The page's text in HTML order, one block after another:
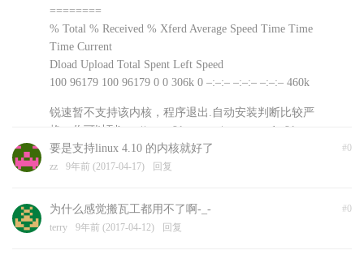
========
% Total % Received % Xferd Average Speed Time Time
Time Current
Dload Upload Total Spent Left Speed
100 96179 100 96179 0 0 306k 0 –:–:– –:–:– –:–:– 460k
锐速暂不支持该内核，程序退出.自动安装判断比较严
格，你可以到http://www.91yun.org/serverspeeder91yun
手动下载安装文件尝试不同版本
浅爱 9年前 (2017-04-18) 回复
#0
要是支持linux 4.10 的内核就好了
zz 9年前 (2017-04-17) 回复
#0
为什么感觉搬瓦工都用不了啊-_-
terry 9年前 (2017-04-12) 回复